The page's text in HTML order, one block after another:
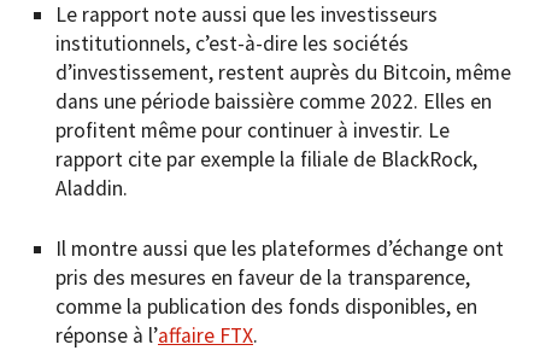
Le rapport note aussi que les investisseurs
institutionnels, c’est-à-dire les sociétés
d’investissement, restent auprès du Bitcoin, même
dans une période baissière comme 2022. Elles en
profitent même pour continuer à investir. Le
rapport cite par exemple la filiale de BlackRock,
Aladdin.
Il montre aussi que les plateformes d’échange ont
pris des mesures en faveur de la transparence,
comme la publication des fonds disponibles, en
réponse à l’affaire FTX.